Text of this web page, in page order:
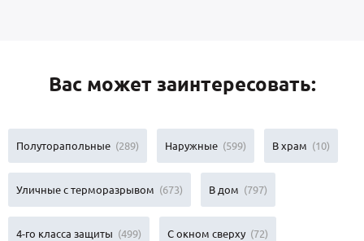
Вас может заинтересовать:
Полуторапольные (289) Наружные (599) В храм (10)
Уличные с терморазрывом (673) В дом (797)
4-го класса защиты (499) С окном сверху (72)